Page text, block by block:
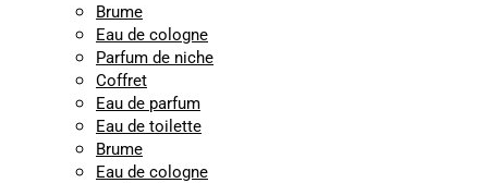
Brume
Eau de cologne
Parfum de niche
Coffret
Eau de parfum
Eau de toilette
Brume
Eau de cologne